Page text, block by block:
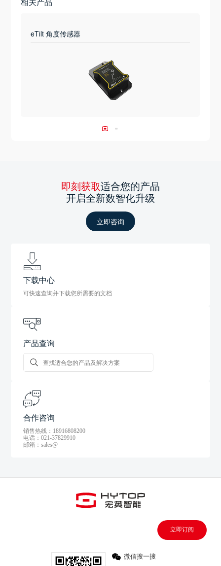
相关产品
eTilt 角度传感器
即刻获取适合您的产品
开启全新数智化升级
立即咨询
下载中心
可快速查询并下载您所需要的文档
产品查询
合作咨询
销售热线：18916808200
电话：021-37829910
邮箱：sales@
立即订阅
微信搜一搜